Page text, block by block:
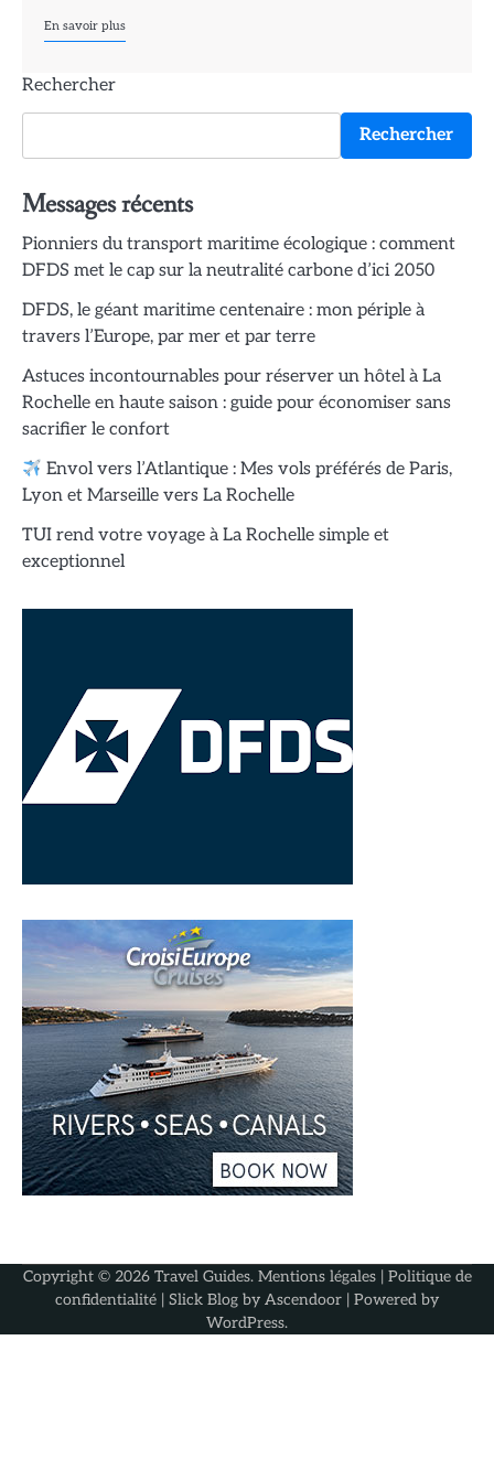
En savoir plus
Rechercher
Rechercher
Messages récents
Pionniers du transport maritime écologique : comment
DFDS met le cap sur la neutralité carbone d’ici 2050
DFDS, le géant maritime centenaire : mon périple à
travers l’Europe, par mer et par terre
Astuces incontournables pour réserver un hôtel à La
Rochelle en haute saison : guide pour économiser sans
sacrifier le confort
Envol vers l’Atlantique : Mes vols préférés de Paris,
Lyon et Marseille vers La Rochelle
TUI rend votre voyage à La Rochelle simple et
exceptionnel
Copyright © 2026 Travel Guides. Mentions légales| Politique de
confidentialité | Slick Blog by Ascendoor | Powered by
WordPress.